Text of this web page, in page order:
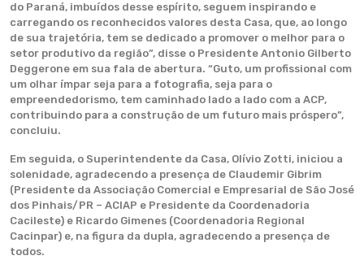
do Paraná, imbuídos desse espírito, seguem inspirando e
carregando os reconhecidos valores desta Casa, que, ao longo
de sua trajetória, tem se dedicado a promover o melhor para o
setor produtivo da região”, disse o Presidente Antonio Gilberto
Deggerone em sua fala de abertura. “Guto, um profissional com
um olhar ímpar seja para a fotografia, seja para o
empreendedorismo, tem caminhado lado a lado com a ACP,
contribuindo para a construção de um futuro mais próspero”,
concluiu.
Em seguida, o Superintendente da Casa, Olívio Zotti, iniciou a
solenidade, agradecendo a presença de Claudemir Gibrim
(Presidente da Associação Comercial e Empresarial de São José
dos Pinhais/PR – ACIAP e Presidente da Coordenadoria
Cacileste) e Ricardo Gimenes (Coordenadoria Regional
Cacinpar) e, na figura da dupla, agradecendo a presença de
todos.